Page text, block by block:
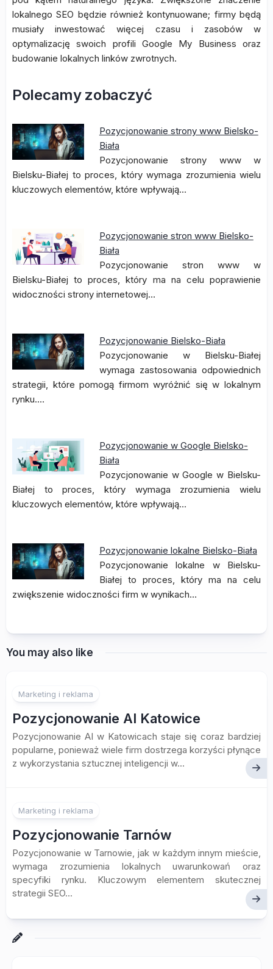
lokalnego SEO będzie również kontynuowane; firmy będą
musiały inwestować więcej czasu i zasobów w
optymalizację swoich profili Google My Business oraz
budowanie lokalnych linków zwrotnych.
Polecamy zobaczyć
Pozycjonowanie strony www Bielsko-
Biała
Pozycjonowanie strony www w
Bielsku-Białej to proces, który wymaga zrozumienia wielu
kluczowych elementów, które wpływają…
Pozycjonowanie stron www Bielsko-
Biała
Pozycjonowanie stron www w
Bielsku-Białej to proces, który ma na celu poprawienie
widoczności strony internetowej…
Pozycjonowanie Bielsko-Biała
Pozycjonowanie w Bielsku-Białej
wymaga zastosowania odpowiednich
strategii, które pomogą firmom wyróżnić się w lokalnym
rynku.…
Pozycjonowanie w Google Bielsko-
Biała
Pozycjonowanie w Google w Bielsku-
Białej to proces, który wymaga zrozumienia wielu
kluczowych elementów, które wpływają…
Pozycjonowanie lokalne Bielsko-Biała
Pozycjonowanie lokalne w Bielsku-
Białej to proces, który ma na celu
zwiększenie widoczności firm w wynikach…
You may also like
Marketing i reklama
Pozycjonowanie AI Katowice
Pozycjonowanie AI w Katowicach staje się coraz bardziej
popularne, ponieważ wiele firm dostrzega korzyści płynące
z wykorzystania sztucznej inteligencji w...
Marketing i reklama
Pozycjonowanie Tarnów
Pozycjonowanie w Tarnowie, jak w każdym innym mieście,
wymaga zrozumienia lokalnych uwarunkowań oraz
specyfiki rynku. Kluczowym elementem skutecznej
strategii SEO...